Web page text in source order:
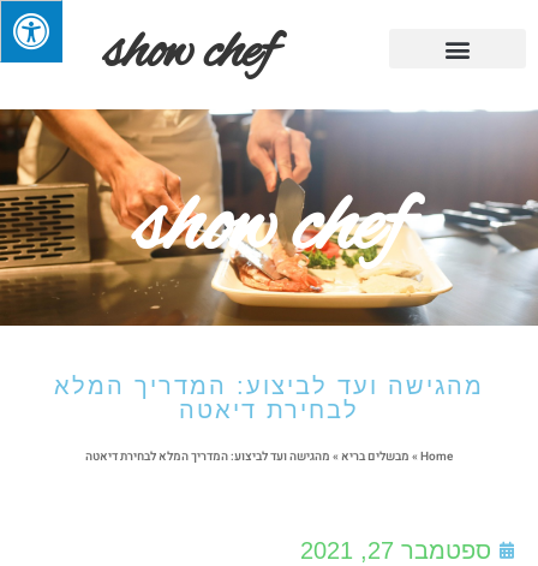
show chef
show chef
מהגישה ועד לביצוע: המדריך המלא
לבחירת דיאטה
Home
» מבשלים בריא » מהגישה ועד לביצוע: המדריך המלא לבחירת דיאטה
ספטמבר 27, 2021